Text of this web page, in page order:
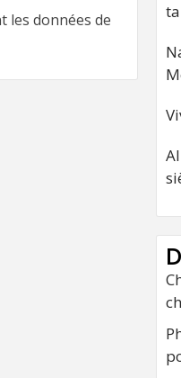
les données de